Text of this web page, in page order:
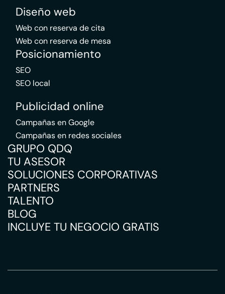
Diseño web
Web con reserva de cita
Web con reserva de mesa
Posicionamiento
SEO
SEO local
Publicidad online
Campañas en Google
Campañas en redes sociales
GRUPO QDQ
TU ASESOR
SOLUCIONES CORPORATIVAS
PARTNERS
TALENTO
BLOG
INCLUYE TU NEGOCIO GRATIS